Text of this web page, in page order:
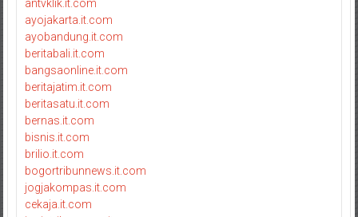
antvklik.it.com
ayojakarta.it.com
ayobandung.it.com
beritabali.it.com
bangsaonline.it.com
beritajatim.it.com
beritasatu.it.com
bernas.it.com
bisnis.it.com
brilio.it.com
bogortribunnews.it.com
jogjakompas.it.com
cekaja.it.com